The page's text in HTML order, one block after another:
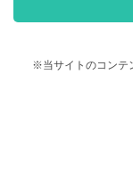
※当サイトのコンテ